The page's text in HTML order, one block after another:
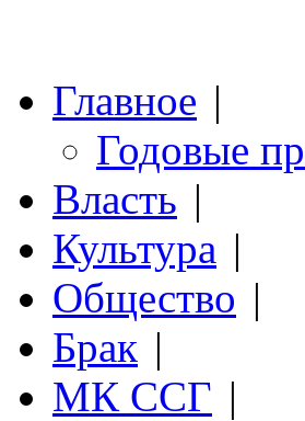
Главное |
Годовые
Власть |
Культура |
Общество |
Брак |
МК ССГ |